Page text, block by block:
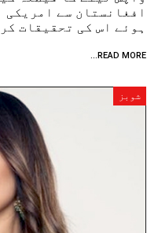
افغانستان سے امریکی
ہوئے اس کی تحقیقات
READ MORE...
شوبز